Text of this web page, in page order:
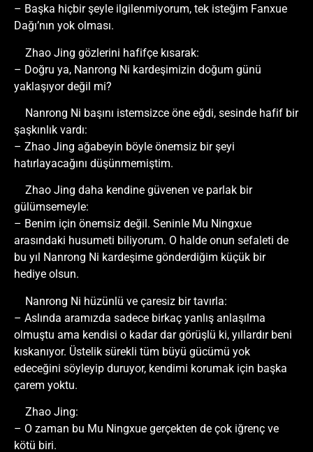
– Başka hiçbir şeyle ilgilenmiyorum, tek isteğim Fanxue
Dağı’nın yok olması.
Zhao Jing gözlerini hafifçe kısarak:
– Doğru ya, Nanrong Ni kardeşimizin doğum günü
yaklaşıyor değil mi?
Nanrong Ni başını istemsizce öne eğdi, sesinde hafif bir
şaşkınlık vardı:
– Zhao Jing ağabeyin böyle önemsiz bir şeyi
hatırlayacağını düşünmemiştim.
Zhao Jing daha kendine güvenen ve parlak bir
gülümsemeyle:
– Benim için önemsiz değil. Seninle Mu Ningxue
arasındaki husumeti biliyorum. O halde onun sefaleti de
bu yıl Nanrong Ni kardeşime gönderdiğim küçük bir
hediye olsun.
Nanrong Ni hüzünlü ve çaresiz bir tavırla:
– Aslında aramızda sadece birkaç yanlış anlaşılma
olmuştu ama kendisi o kadar dar görüşlü ki, yıllardır beni
kıskanıyor. Üstelik sürekli tüm büyü gücümü yok
edeceğini söyleyip duruyor, kendimi korumak için başka
çarem yoktu.
Zhao Jing:
– O zaman bu Mu Ningxue gerçekten de çok iğrenç ve
kötü biri.